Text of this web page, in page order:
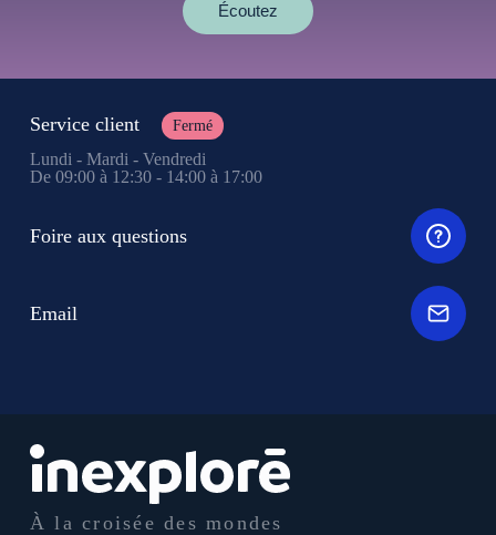
Écoutez
À la croisée des mondes
Service client Fermé
Lundi - Mardi - Vendredi
De 09:00 à 12:30 - 14:00 à 17:00
Foire aux questions
Email